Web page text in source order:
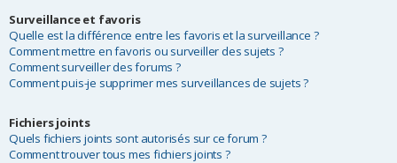
Surveillance et favoris
Quelle est la différence entre les favoris et la surveillance ?
Comment mettre en favoris ou surveiller des sujets ?
Comment surveiller des forums ?
Comment puis-je supprimer mes surveillances de sujets ?
Fichiers joints
Quels fichiers joints sont autorisés sur ce forum ?
Comment trouver tous mes fichiers joints ?